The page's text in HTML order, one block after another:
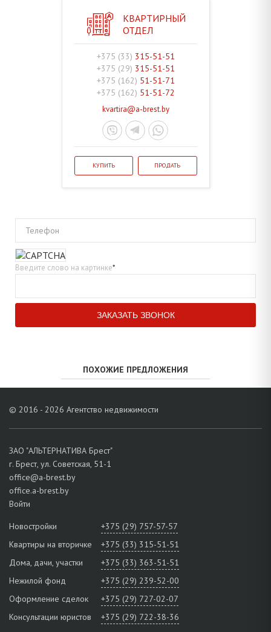
КВАРТИРНЫЙ
ОТДЕЛ
+375 (33) 315-51-51
+375 (29) 315-51-51
+375 (162) 51-51-71
+375 (162) 51-51-72
kvartira@a-brest.by
КУПИТЬ ПРОДАТЬ
Телефон
Введите слово на картинке*
ПОХОЖИЕ ПРЕДЛОЖЕНИЯ
© 2016 - 2026 Агентство недвижимости
ЗАО "АЛЬТЕРНАТИВА Брест"
г. Брест, ул. Советская, 51-1
office@a-brest.by
office.a-brest.by
Войти
Новостройки
+375 (29) 757-57-57
Квартиры на вторичке
+375 (33) 315-51-51
Дома, дачи, участки
+375 (33) 363-51-51
Нежилой фонд
+375 (29) 239-52-00
Оформление сделок
+375 (29) 727-02-07
Консультации юристов
+375 (29) 722-38-36